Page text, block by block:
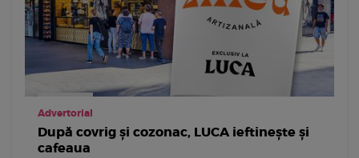
Advertorial
După covrig și cozonac, LUCA ieftinește și
cafeaua